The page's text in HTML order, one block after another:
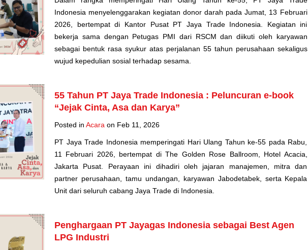
Indonesia menyelenggarakan kegiatan donor darah pada Jumat, 13 Februari
2026, bertempat di Kantor Pusat PT Jaya Trade Indonesia. Kegiatan ini
bekerja sama dengan Petugas PMI dari RSCM dan diikuti oleh karyawan
sebagai bentuk rasa syukur atas perjalanan 55 tahun perusahaan sekaligus
wujud kepedulian sosial terhadap sesama.
55 Tahun PT Jaya Trade Indonesia : Peluncuran e-book
“Jejak Cinta, Asa dan Karya”
Posted in Acara on Feb 11, 2026
PT Jaya Trade Indonesia memperingati Hari Ulang Tahun ke-55 pada Rabu,
11 Februari 2026, bertempat di The Golden Rose Ballroom, Hotel Acacia,
Jakarta Pusat. Perayaan ini dihadiri oleh jajaran manajemen, mitra dan
partner perusahaan, tamu undangan, karyawan Jabodetabek, serta Kepala
Unit dari seluruh cabang Jaya Trade di Indonesia.
Penghargaan PT Jayagas Indonesia sebagai Best Agen
LPG Industri